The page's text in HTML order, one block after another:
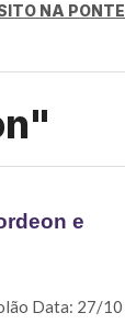
NA PONTE
e
Data: 27/10